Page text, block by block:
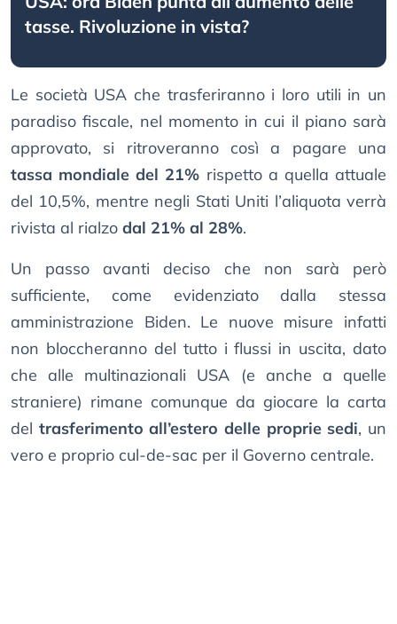
tasse. Rivoluzione in vista?
Le società USA che trasferiranno i loro utili in un
paradiso fiscale, nel momento in cui il piano sarà
approvato, si ritroveranno così a pagare una
tassa mondiale del 21% rispetto a quella attuale
del 10,5%, mentre negli Stati Uniti l’aliquota verrà
rivista al rialzo dal 21% al 28%.
Un passo avanti deciso che non sarà però
sufficiente, come evidenziato dalla stessa
amministrazione Biden. Le nuove misure infatti
non bloccheranno del tutto i flussi in uscita, dato
che alle multinazionali USA (e anche a quelle
straniere) rimane comunque da giocare la carta
del trasferimento all’estero delle proprie sedi, un
vero e proprio cul-de-sac per il Governo centrale.